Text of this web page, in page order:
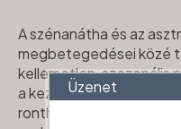
A szénanátha és az
megbetegedései közé
kellemetlen, szezonális
a kezeletlen tünetek
ronthatják az
Üzenet